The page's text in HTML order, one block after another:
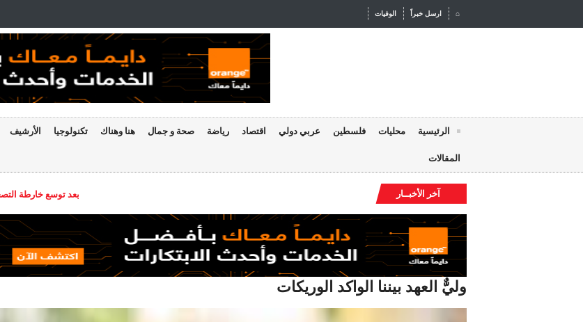
⌂ ارسل خبراً الوفيات
الرئيسية محليات فلسطين عربي دولي اقتصاد رياضة صحة و جمال هنا وهناك تكنولوجيا الأرشيف
المقالات
بعد توسع خارطة قضائيًا.. وافد مصري يتهم شريكه بإبعاده عن الأردن
وليٌّ العهد بيننا الواكد الوريكات